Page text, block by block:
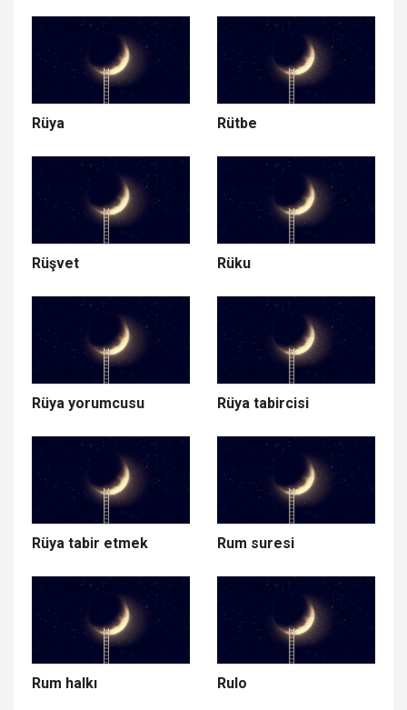
Rüya Rütbe
Rüşvet Rüku
Rüya yorumcusu Rüya tabircisi
Rüya tabir etmek Rum suresi
Rum halkı Rulo